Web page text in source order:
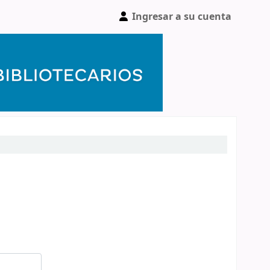
Ingresar a su cuenta